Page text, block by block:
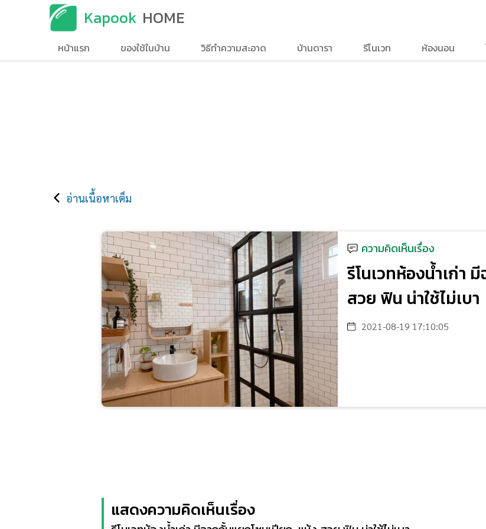
Kapook HOME
หน้าแรก ของใช้ในบ้าน วิธีทำความสะอาด บ้านดารา รีโนเวท ห้องนอน
อ่านเนื้อหาเต็ม
ความคิดเห็นเรื่อง
รีโนเวทห้องน้ำเก่า
สวย ฟิน น่าใช้ไม่เบา
2021-08-19 17:10:05
แสดงความคิดเห็นเรื่อง